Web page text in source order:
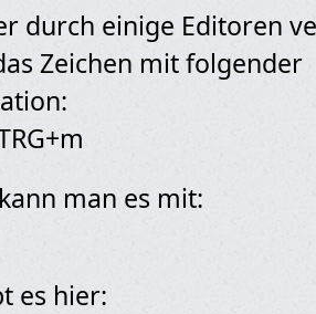
durch einige Editoren
Zeichen mit folgender
man es mit:
es hier: